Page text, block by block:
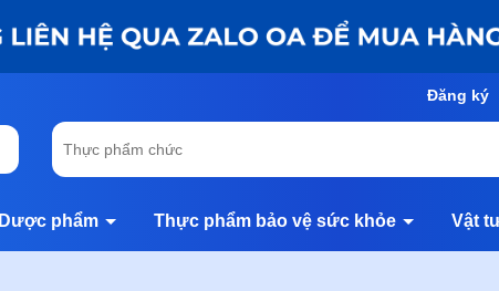
Đăng ký
Dược phẩm Thực phẩm bảo vệ sức khỏe Vật